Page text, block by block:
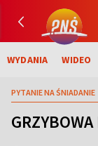
WYDANIA WIDEO
PYTANIE NA ŚNIADANIE